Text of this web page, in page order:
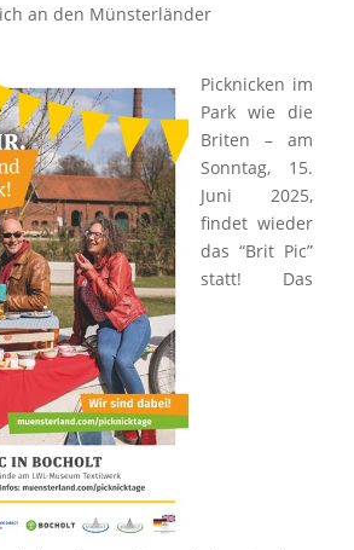
an den Münsterländer
Picknicken im
Park wie die
Briten – am
Sonntag, 15.
Juni 2025,
findet wieder
das “Brit Pic”
statt! Das